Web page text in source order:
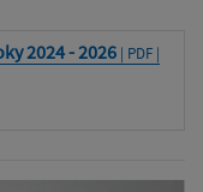
2024 - 2026 | PDF |